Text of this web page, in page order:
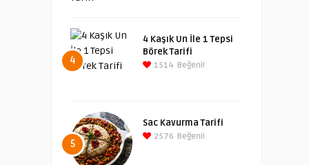
4
4 Kaşık Un İle 1 Tepsi
Börek Tarifi
1514 Beğeni!
5
Sac Kavurma Tarifi
2576 Beğeni!